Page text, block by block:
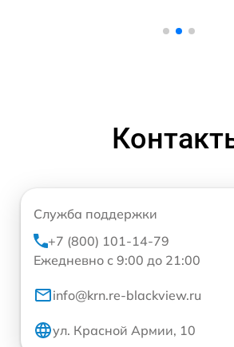
Служба поддержки
+7 (800) 101-14-79
Ежедневно с 9:00 до 21:00
info@krn.re-blackview.ru
ул. Красной Армии, 10